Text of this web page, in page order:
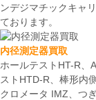
ンデジマチックキャ
ております。
内径測定器買取
ホールテストHT-R、
ストHTD-R、棒形内
クロメータ IMZ、つ